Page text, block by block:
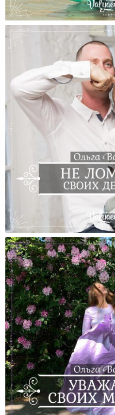
Во Что Мы
Не Ломайте